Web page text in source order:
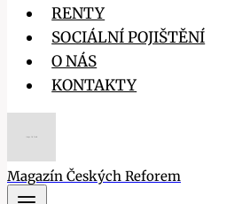
RENTY
SOCIÁLNÍ POJIŠTĚNÍ
O NÁS
KONTAKTY
Magazín Českých Reforem